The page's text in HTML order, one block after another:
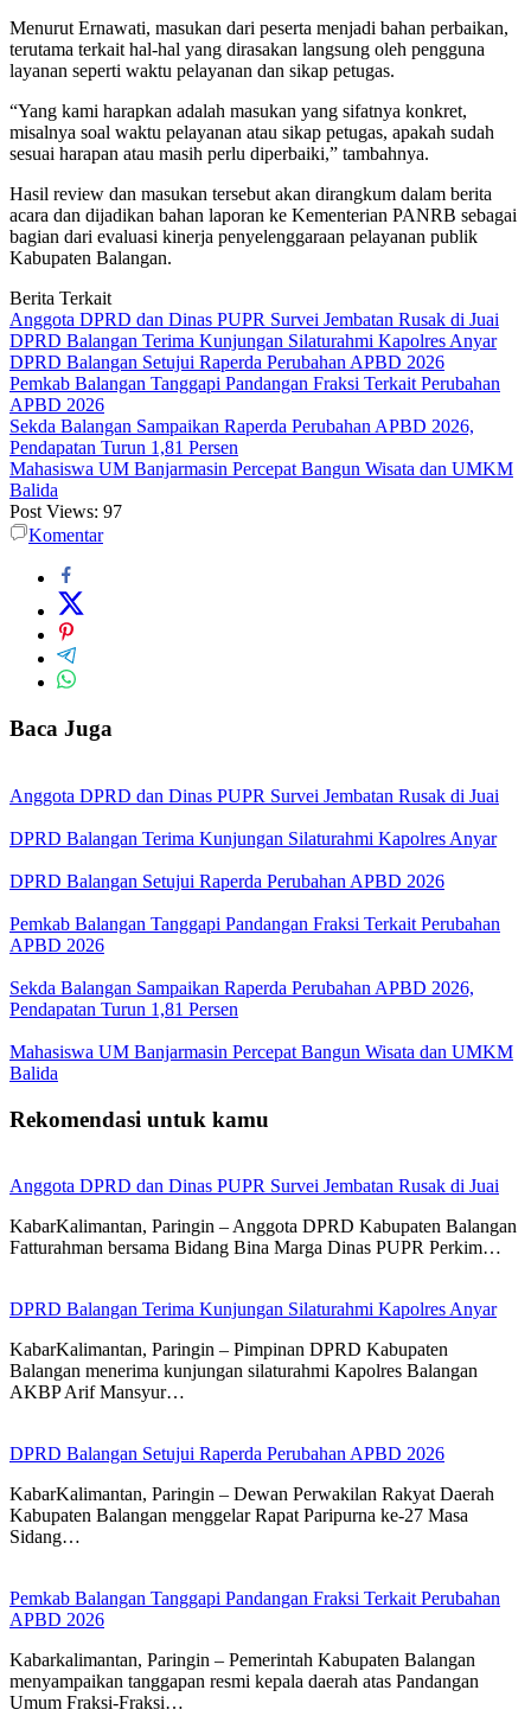
Menurut Ernawati, masukan dari peserta menjadi bahan perbaikan,
terutama terkait hal-hal yang dirasakan langsung oleh pengguna
layanan seperti waktu pelayanan dan sikap petugas.
“Yang kami harapkan adalah masukan yang sifatnya konkret,
misalnya soal waktu pelayanan atau sikap petugas, apakah sudah
sesuai harapan atau masih perlu diperbaiki,” tambahnya.
Hasil review dan masukan tersebut akan dirangkum dalam berita
acara dan dijadikan bahan laporan ke Kementerian PANRB sebagai
bagian dari evaluasi kinerja penyelenggaraan pelayanan publik
Kabupaten Balangan.
Berita Terkait
Anggota DPRD dan Dinas PUPR Survei Jembatan Rusak di Juai
DPRD Balangan Terima Kunjungan Silaturahmi Kapolres Anyar
DPRD Balangan Setujui Raperda Perubahan APBD 2026
Pemkab Balangan Tanggapi Pandangan Fraksi Terkait Perubahan
APBD 2026
Sekda Balangan Sampaikan Raperda Perubahan APBD 2026,
Pendapatan Turun 1,81 Persen
Mahasiswa UM Banjarmasin Percepat Bangun Wisata dan UMKM
Balida
Post Views: 97
Komentar
Baca Juga
Anggota DPRD dan Dinas PUPR Survei Jembatan Rusak di Juai
DPRD Balangan Terima Kunjungan Silaturahmi Kapolres Anyar
DPRD Balangan Setujui Raperda Perubahan APBD 2026
Pemkab Balangan Tanggapi Pandangan Fraksi Terkait Perubahan
APBD 2026
Sekda Balangan Sampaikan Raperda Perubahan APBD 2026,
Pendapatan Turun 1,81 Persen
Mahasiswa UM Banjarmasin Percepat Bangun Wisata dan UMKM
Balida
Rekomendasi untuk kamu
Anggota DPRD dan Dinas PUPR Survei Jembatan Rusak di Juai
KabarKalimantan, Paringin – Anggota DPRD Kabupaten Balangan
Fatturahman bersama Bidang Bina Marga Dinas PUPR Perkim…
DPRD Balangan Terima Kunjungan Silaturahmi Kapolres Anyar
KabarKalimantan, Paringin – Pimpinan DPRD Kabupaten
Balangan menerima kunjungan silaturahmi Kapolres Balangan
AKBP Arif Mansyur…
DPRD Balangan Setujui Raperda Perubahan APBD 2026
KabarKalimantan, Paringin – Dewan Perwakilan Rakyat Daerah
Kabupaten Balangan menggelar Rapat Paripurna ke-27 Masa
Sidang…
Pemkab Balangan Tanggapi Pandangan Fraksi Terkait Perubahan
APBD 2026
Kabarkalimantan, Paringin – Pemerintah Kabupaten Balangan
menyampaikan tanggapan resmi kepala daerah atas Pandangan
Umum Fraksi-Fraksi…